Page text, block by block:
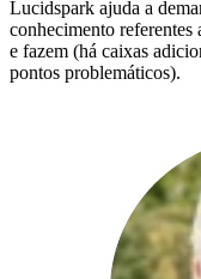
Lucidspark ajuda a
conhecimento referentes
e fazem (há caixas
pontos problemáticos).